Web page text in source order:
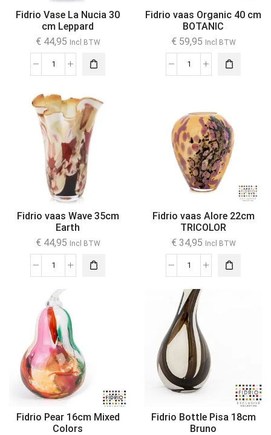
Fidrio Vase La Nucia 30
cm Leppard
€44,95 Incl BTW
Fidrio vaas Organic 40 cm
BOTANIC
€59,95 Incl BTW
Fidrio vaas Wave 35cm
Earth
€44,95 Incl BTW
Fidrio vaas Alore 22cm
TRICOLOR
€34,95 Incl BTW
Fidrio Pear 16cm Mixed
Colors
Fidrio Bottle Pisa 18cm
Bruno